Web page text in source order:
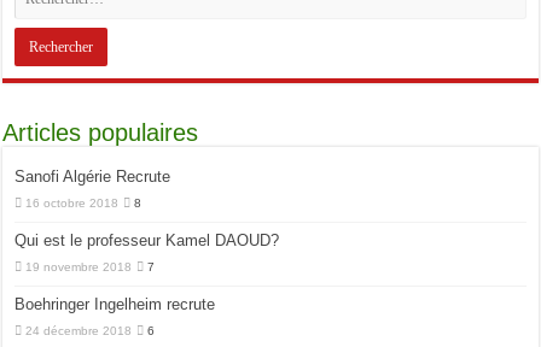
Articles populaires
Sanofi Algérie Recrute
16 octobre 2018 8
Qui est le professeur Kamel DAOUD?
19 novembre 2018 7
Boehringer Ingelheim recrute
24 décembre 2018 6